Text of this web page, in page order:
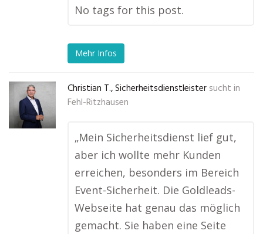
No tags for this post.
Mehr Infos
Christian T., Sicherheitsdienstleister sucht in
Fehl-Ritzhausen
„Mein Sicherheitsdienst lief gut,
aber ich wollte mehr Kunden
erreichen, besonders im Bereich
Event-Sicherheit. Die Goldleads-
Webseite hat genau das möglich
gemacht. Sie haben eine Seite